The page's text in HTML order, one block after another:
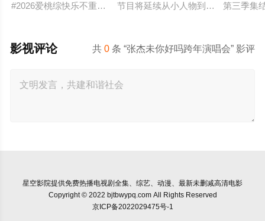
#2026爱桃综快乐不重样# #姐姐当家# 第二季惊喜回归，看姐姐
节目将延续从小人物到喜剧之王的故
第三季集
共0 条 “张杰未你好吗跨年演唱会” 影评
影视评论
星空影院提供免费热播电视剧全集、综艺、动漫、最新未删减高清电影
Copyright © 2022 bjtbwypq.com All Rights Reserved
京ICP备2022029475号-1